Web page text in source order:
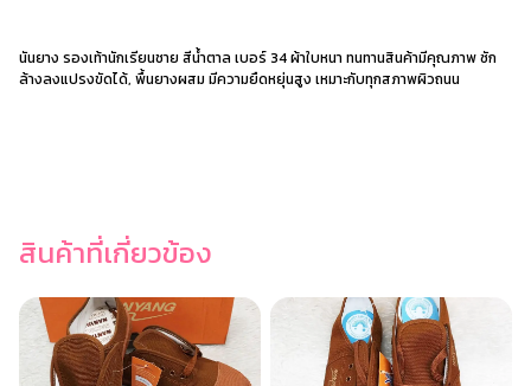
นันยาง รองเท้านักเรียนชาย สีน้ำตาล เบอร์ 34 ผ้าใบหนา ทนทานสินค้ามีคุณภาพ ซัก
ล้างลงแปรงขัดได้, พื้นยางผสม มีความยืดหยุ่นสูง เหมาะกับทุกสภาพผิวถนน
สินค้าที่เกี่ยวข้อง